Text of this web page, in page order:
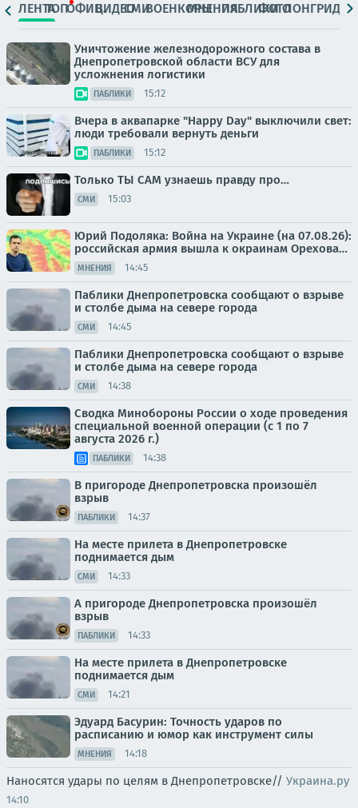
ЛЕНТАТОПОФИЦ.ВИДЕОСМИВОЕНКОРЫМНЕНИЯПАБЛИКИ
ФОТОЛОНГРИДЫ
Уничтожение железнодорожного состава в
Днепропетровской области ВСУ для
усложнения логистики
ПАБЛИКИ 15:12
Вчера в аквапарке "Happy Day" выключили свет:
люди требовали вернуть деньги
ПАБЛИКИ 15:12
Только ТЫ САМ узнаешь правду про…
СМИ 15:03
Юрий Подоляка: Война на Украине (на 07.08.26):
российская армия вышла к окраинам Орехова…
МНЕНИЯ 14:45
Паблики Днепропетровска сообщают о взрыве
и столбе дыма на севере города
СМИ 14:45
Паблики Днепропетровска сообщают о взрыве
и столбе дыма на севере города
СМИ 14:38
Сводка Минобороны России о ходе проведения
специальной военной операции (с 1 по 7
августа 2026 г.)
ПАБЛИКИ 14:38
В пригороде Днепропетровска произошёл
взрыв
ПАБЛИКИ 14:37
На месте прилета в Днепропетровске
поднимается дым
СМИ 14:33
А пригороде Днепропетровска произошёл
взрыв
ПАБЛИКИ 14:33
На месте прилета в Днепропетровске
поднимается дым
СМИ 14:21
Эдуард Басурин: Точность ударов по
расписанию и юмор как инструмент силы
МНЕНИЯ 14:18
Наносятся удары по целям в Днепропетровске// Украина.ру
14:10